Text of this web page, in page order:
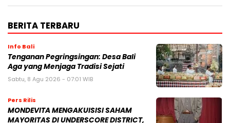
BERITA TERBARU
Info Bali
Tenganan Pegringsingan: Desa Bali
Aga yang Menjaga Tradisi Sejati
Sabtu, 8 Agu 2026 - 07:01 WIB
Pers Rilis
MONDEVITA MENGAKUISISI SAHAM
MAYORITAS DI UNDERSCORE DISTRICT,